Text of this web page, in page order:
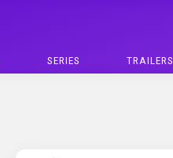
SERIES TRAILERS